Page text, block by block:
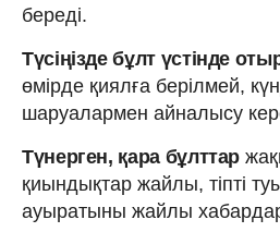
береді.
Түсіңізде бұлт үстінде
өмірде қиялға берілмей,
шаруалармен айналысу
Түнерген, қара бұлттар
қиындықтар жайлы, тіпті
ауыратыны жайлы хабардар